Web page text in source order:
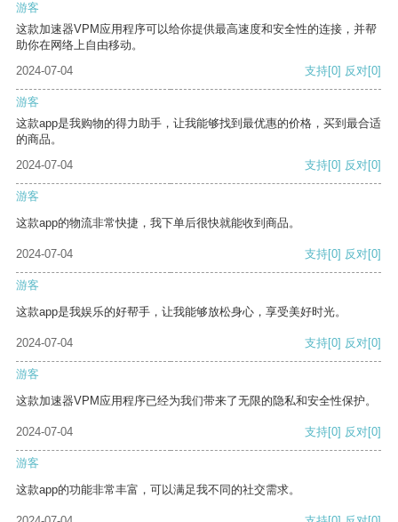
游客
这款加速器VPM应用程序可以给你提供最高速度和安全性的连接，并帮
助你在网络上自由移动。
2024-07-04
支持[0] 反对[0]
游客
这款app是我购物的得力助手，让我能够找到最优惠的价格，买到最合适
的商品。
2024-07-04
支持[0] 反对[0]
游客
这款app的物流非常快捷，我下单后很快就能收到商品。
2024-07-04 支持[0] 反对[0]
游客
这款app是我娱乐的好帮手，让我能够放松身心，享受美好时光。
2024-07-04 支持[0] 反对[0]
游客
这款加速器VPM应用程序已经为我们带来了无限的隐私和安全性保护。
2024-07-04 支持[0] 反对[0]
游客
这款app的功能非常丰富，可以满足我不同的社交需求。